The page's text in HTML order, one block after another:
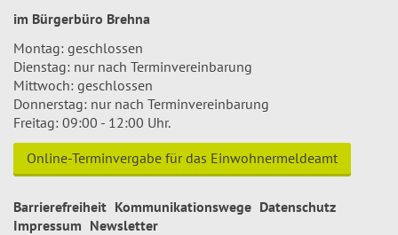
im Bürgerbüro Brehna
Montag: geschlossen
Dienstag: nur nach Terminvereinbarung
Mittwoch: geschlossen
Donnerstag: nur nach Terminvereinbarung
Freitag: 09:00 - 12:00 Uhr.
Online-Terminvergabe für das Einwohnermeldeamt
Barrierefreiheit Kommunikationswege Datenschutz
Impressum Newsletter